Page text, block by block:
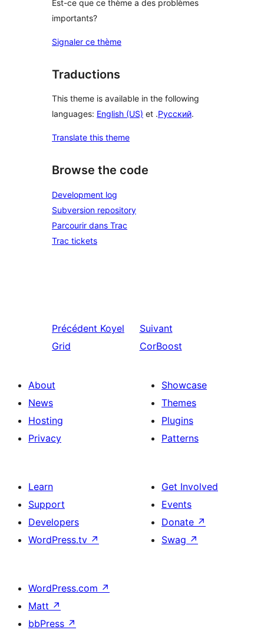
Est-ce que ce thème a des problèmes
importants?
Signaler ce thème
Traductions
This theme is available in the following
languages: English (US) et .Русский.
Translate this theme
Browse the code
Development log
Subversion repository
Parcourir dans Trac
Trac tickets
Précédent Koyel
Grid
Suivant
CorBoost
About
News
Hosting
Privacy
Showcase
Themes
Plugins
Patterns
Learn
Support
Developers
WordPress.tv ↗
Get Involved
Events
Donate ↗
Swag ↗
WordPress.com ↗
Matt ↗
bbPress ↗